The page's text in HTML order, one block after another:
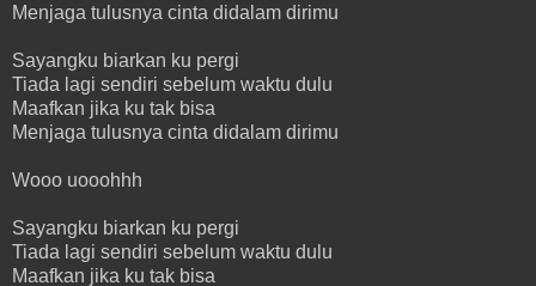
Menjaga tulusnya cinta didalam dirimu
Sayangku biarkan ku pergi
Tiada lagi sendiri sebelum waktu dulu
Maafkan jika ku tak bisa
Menjaga tulusnya cinta didalam dirimu
Wooo uooohhh
Sayangku biarkan ku pergi
Tiada lagi sendiri sebelum waktu dulu
Maafkan jika ku tak bisa